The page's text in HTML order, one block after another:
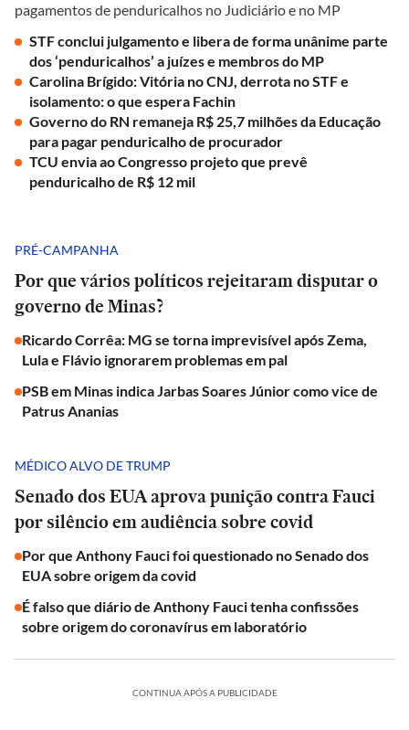
pagamentos de penduricalhos no Judiciário e no MP
STF conclui julgamento e libera de forma unânime parte
dos ‘penduricalhos’ a juízes e membros do MP
Carolina Brígido: Vitória no CNJ, derrota no STF e
isolamento: o que espera Fachin
Governo do RN remaneja R$ 25,7 milhões da Educação
para pagar penduricalho de procurador
TCU envia ao Congresso projeto que prevê
penduricalho de R$ 12 mil
PRÉ-CAMPANHA
Por que vários políticos rejeitaram disputar o
governo de Minas?
Ricardo Corrêa: MG se torna imprevisível após Zema,
Lula e Flávio ignorarem problemas em pal
PSB em Minas indica Jarbas Soares Júnior como vice de
Patrus Ananias
MÉDICO ALVO DE TRUMP
Senado dos EUA aprova punição contra Fauci
por silêncio em audiência sobre covid
Por que Anthony Fauci foi questionado no Senado dos
EUA sobre origem da covid
É falso que diário de Anthony Fauci tenha confissões
sobre origem do coronavírus em laboratório
CONTINUA APÓS A PUBLICIDADE